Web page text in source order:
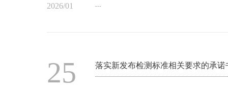
2026/01
25 落实新发布检测标准相关要求的承诺